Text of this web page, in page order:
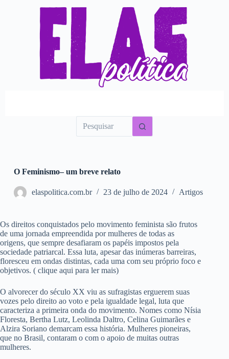
O Feminismo– um breve relato
elaspolitica.com.br 23 de julho de 2024 Artigos
Os direitos conquistados pelo movimento feminista são frutos
de uma jornada empreendida por mulheres de todas as
origens, que sempre desafiaram os papéis impostos pela
sociedade patriarcal. Essa luta, apesar das inúmeras barreiras,
floresceu em ondas distintas, cada uma com seu próprio foco e
objetivos. ( clique aqui para ler mais)
O alvorecer do século XX viu as sufragistas erguerem suas
vozes pelo direito ao voto e pela igualdade legal, luta que
caracteriza a primeira onda do movimento. Nomes como Nísia
Floresta, Bertha Lutz, Leolinda Daltro, Celina Guimarães e
Alzira Soriano demarcam essa história. Mulheres pioneiras,
que no Brasil, contaram o com o apoio de muitas outras
mulheres.